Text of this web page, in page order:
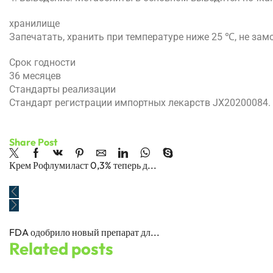
хранилище
Запечатать, хранить при температуре ниже 25 ℃, не
Срок годности
36 месяцев
Стандарты реализации
Стандарт регистрации импортных лекарств JX20200084.
Share Post
Крем Рофлумиласт 0,3% теперь д...
FDA одобрило новый препарат дл...
Related posts